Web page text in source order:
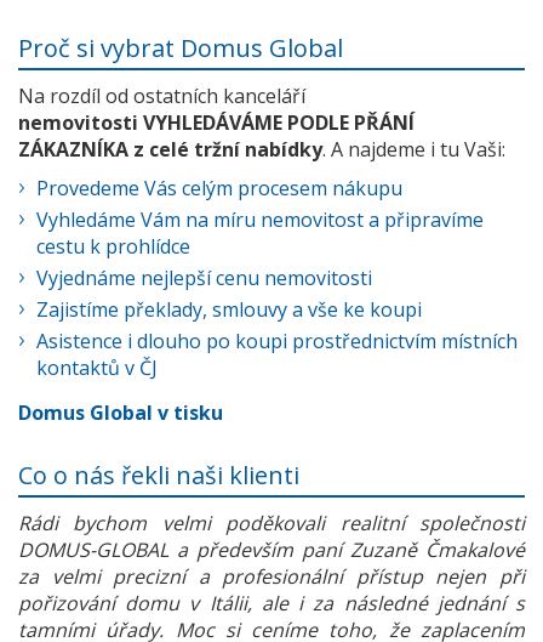
Proč si vybrat Domus Global
Na rozdíl od ostatních kanceláří
nemovitosti VYHLEDÁVÁME PODLE PŘÁNÍ
ZÁKAZNÍKA z celé tržní nabídky. A najdeme i tu Vaši:
Provedeme Vás celým procesem nákupu
Vyhledáme Vám na míru nemovitost a připravíme
cestu k prohlídce
Vyjednáme nejlepší cenu nemovitosti
Zajistíme překlady, smlouvy a vše ke koupi
Asistence i dlouho po koupi prostřednictvím místních
kontaktů v ČJ
Domus Global v tisku
Co o nás řekli naši klienti
Rádi bychom velmi poděkovali realitní společnosti
DOMUS-GLOBAL a především paní Zuzaně Čmakalové
za velmi precizní a profesionální přístup nejen při
pořizování domu v Itálii, ale i za následné jednání s
tamními úřady. Moc si ceníme toho, že zaplacením